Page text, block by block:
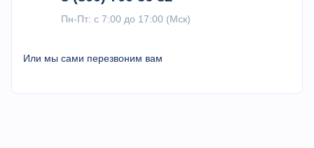
продольного
питания
поперечного
Пн-Пт: с 7:00 до 17:00 (Мск)
Или мы сами перезвоним вам